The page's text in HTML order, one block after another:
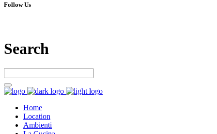
Follow Us
Search
Home
Location
Ambienti